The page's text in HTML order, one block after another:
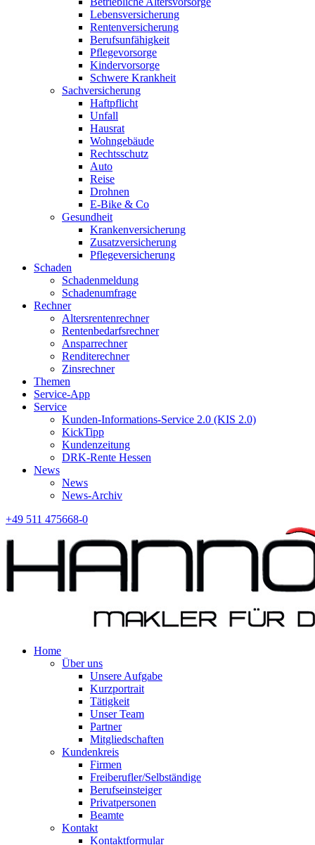
Lebensversicherung
Rentenversicherung
Berufsunfähigkeit
Pflegevorsorge
Kindervorsorge
Schwere Krankheit
Sachversicherung
Haftpflicht
Unfall
Hausrat
Wohngebäude
Rechtsschutz
Auto
Reise
Drohnen
E-Bike & Co
Gesundheit
Krankenversicherung
Zusatzversicherung
Pflegeversicherung
Schaden
Schadenmeldung
Schadenumfrage
Rechner
Altersrentenrechner
Rentenbedarfsrechner
Ansparrechner
Renditerechner
Zinsrechner
Themen
Service-App
Service
Kunden-Informations-Service 2.0 (KIS 2.0)
KickTipp
Kundenzeitung
DRK-Rente Hessen
News
News
News-Archiv
+49 511 475668-0
Home
Über uns
Unsere Aufgabe
Kurzportrait
Tätigkeit
Unser Team
Partner
Mitgliedschaften
Kundenkreis
Firmen
Freiberufler/Selbständige
Berufseinsteiger
Privatpersonen
Beamte
Kontakt
Kontaktformular